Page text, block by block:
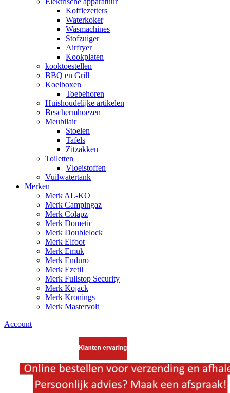
Koffiezetters
Waterkoker
Wasmachines
Stofzuiger
Airfryer
Kookplaten
kooktoestellen
BBQ en Grill
Koelboxen
Toebehoren
Huishoudelijke artikelen
Beschermhoezen
Meubilair
Stoelen
Tafels
Zitzakken
Toiletten
Vloeistoffen
Vuilwatertank
Merken
Merk AL-KO
Merk Campingaz
Merk Colapz
Merk Dometic
Merk Doublelock
Merk Elfoot
Merk Emuk
Merk Enduro
Merk Ezetil
Merk Fullstop Security
Merk Kojack
Merk Kronings
Merk Mastervolt
Account